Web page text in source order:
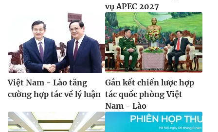
vụ APEC 2027
Việt Nam - Lào tăng
cường hợp tác về lý luận
Gắn kết chiến lược hợp
tác quốc phòng Việt
Nam - Lào